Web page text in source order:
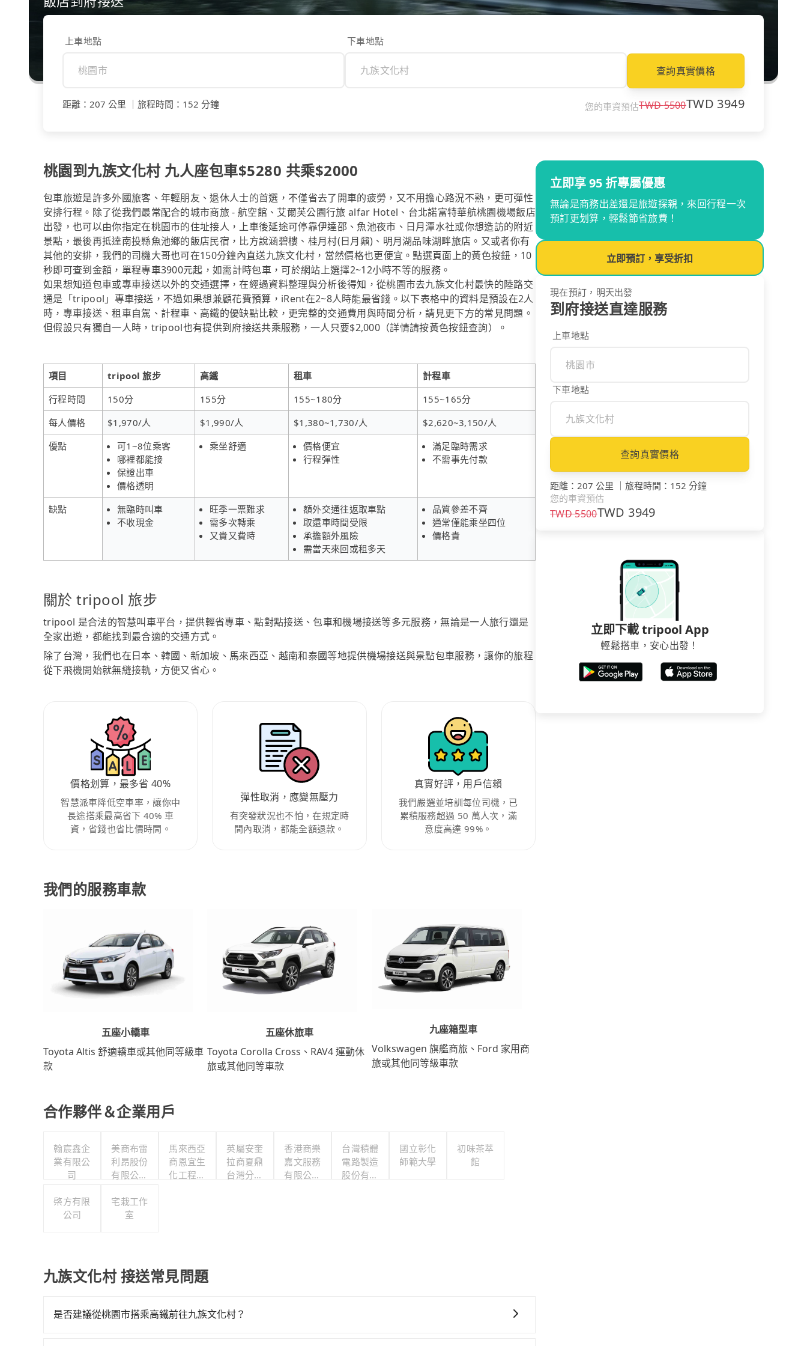
上車地點 下車地點
查詢真實價格
距離 ： 207 公里 旅程時間 ： 152 分鐘 您的車資預估TWD5500TWD 3949
桃園到九族文化村 九人座包車$5280 共乘$2000
包車旅遊是許多外國旅客、年輕朋友、退休人士的首選，不僅省去了開車的疲勞，又不用擔心路況不熟，更可彈性
安排行程。除了從我們最常配合的城市商旅 - 航空館、艾爾芙公園行旅 alfar Hotel、台北諾富特華航桃園機場飯店
出發，也可以由你指定在桃園市的住址接人，上車後延途可停靠伊達邵、魚池夜市、日月潭水社或你想造訪的附近
景點，最後再抵達南投縣魚池鄉的飯店民宿，比方說涵碧樓、桂月村(日月鼐)、明月湖品味湖畔旅店。又或者你有
其他的安排，我們的司機大哥也可在150分鐘內直送九族文化村，當然價格也更便宜。點選頁面上的黃色按鈕，10
秒即可查到金額，單程專車3900元起，如需計時包車，可於網站上選擇2~12小時不等的服務。
如果想知道包車或專車接送以外的交通選擇，在經過資料整理與分析後得知，從桃園市去九族文化村最快的陸路交
通是「tripool」專車接送，不過如果想兼顧花費預算，iRent在2~8人時能最省錢。以下表格中的資料是預設在2人
時，專車接送、租車自駕、計程車、高鐵的優缺點比較，更完整的交通費用與時間分析，請見更下方的常見問題。
但假設只有獨自一人時，tripool也有提供到府接送共乘服務，一人只要$2,000（詳情請按黃色按鈕查詢）。
項目 tripool 旅步 高鐵 租車
計程車
行程時間
150分 155分 155~180分
155~165分
每人價格
$1,970/人 $1,990/人 $1,380~1,730/人
$2,620~3,150/人
優點
可1~8位乘客
哪裡都能接
保證出車
價格透明
乘坐舒適
價格便宜
行程彈性
滿足臨時需求
不需事先付款
缺點
無臨時叫車
不收現金
旺季一票難求
需多次轉乘
又貴又費時
額外交通往返取車點
取還車時間受限
承擔額外風險
需當天來回或租多天
品質參差不齊
通常僅能乘坐四位
價格貴
關於 tripool 旅步
tripool 是合法的智慧叫車平台，提供輕省專車、點對點接送、包車和機場接送等多元服務，無論是一人旅行還是
全家出遊，都能找到最合適的交通方式。
除了台灣，我們也在日本、韓國、新加坡、馬來西亞、越南和泰國等地提供機場接送與景點包車服務，讓你的旅程
從下飛機開始就無縫接軌，方便又省心。
價格划算，最多省 40%
智慧派車降低空車率，讓你中
長途搭乘最高省下 40% 車
資，省錢也省比價時間。
彈性取消，應變無壓力
有突發狀況也不怕，在規定時
間內取消，都能全額退款。
真實好評，用戶信賴
我們嚴選並培訓每位司機，已
累積服務超過 50 萬人次，滿
意度高達 99%。
我們的服務車款
五座小轎車
Toyota Altis 舒適轎車或其他同等級車
款
五座休旅車
Toyota Corolla Cross、RAV4 運動休
旅或其他同等車款
九座箱型車
Volkswagen 旗艦商旅、Ford 家用商
旅或其他同等級車款
合作夥伴＆企業用戶
翰宸鑫企
業有限公
司
美商布雷
利昂股份
有限公司
司
馬來西亞
商恩宜生
化工程有
英屬安奎
拉商夏鼎
台灣分公
香港商樂
嘉文服務
有限公司
台灣積體
電路製造
股份有限
國立彰化
師範大學
初味茶萃
館
棨方有限
公司
宅栽工作
室
九族文化村 接送常見問題
是否建議從桃園市搭乘高鐵前往九族文化村？
立即享 95 折專屬優惠
無論是商務出差還是旅遊探親，來回行程一次
預訂更划算，輕鬆節省旅費！
立即預訂，享受折扣
現在預訂，明天出發
到府接送直達服務
上車地點
下車地點
查詢真實價格
距離 ： 207 公里 ｜ 旅程時間 ： 152 分鐘
您的車資預估
TWD5500TWD 3949
立即下載 tripool App
輕鬆搭車，安心出發！